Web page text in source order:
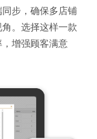
步，确保多店铺
。选择这样一款
增强顾客满意